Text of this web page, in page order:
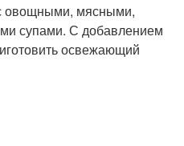
овощными, мясными,
супами. С добавлением
освежающий